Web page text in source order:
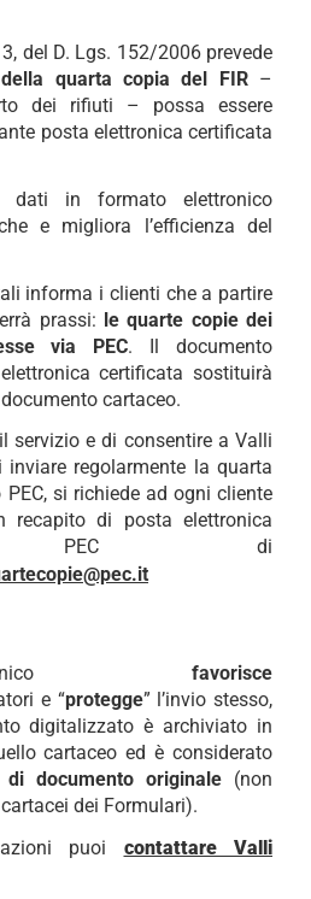
del D. Lgs. 152/2006 prevede
quarta copia del FIR–
dei rifiuti – possa essere
posta elettronica certificata
dati in formato elettronico
e migliora l’efficienza del
informa i clienti che a partire
prassi: le quarte copie dei
via PEC. Il documento
certificata sostituirà
cartaceo.
servizio e di consentire a Valli
regolarmente la quarta
si richiede ad ogni cliente
recapito di posta elettronica
PEC di
favorisce
e “protegge” l’invio stesso,
digitalizzato è archiviato in
cartaceo ed è considerato
di documento originale (non
dei Formulari).
puoi contattare Valli